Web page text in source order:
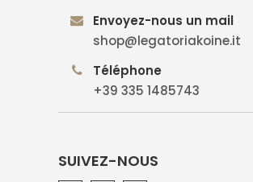
Envoyez-nous un mail
shop@legatoriakoine.it
Téléphone
+39 335 1485743
SUIVEZ-NOUS